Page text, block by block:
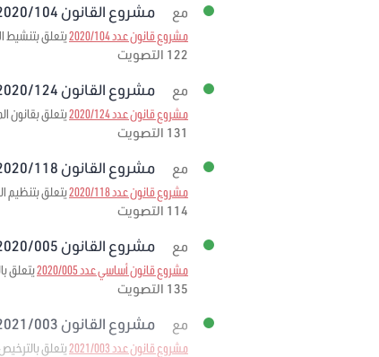
مع مشروع القانون 2020/104 برمته
مشروع قانون عدد 2020/104
يتعلق بتنشيط
122 التصويت
مع مشروع القانون 2020/124 برمته
مشروع قانون عدد 2020/124
يتعلق بقانون
131 التصويت
مع مشروع القانون 2020/118 برمته
مشروع قانون عدد 2020/118
يتعلق بتنظيم
114 التصويت
مع مشروع القانون 2020/005 برمته
مشروع قانون أساسي عدد 2020/005
يتعلق
135 التصويت
مع مشروع القانون 2021/003 برمته
مشروع قانون عدد 2021/003